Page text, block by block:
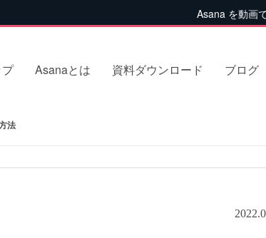
Asana を動画
プ Asanaとは 資料ダウンロード ブログ
法